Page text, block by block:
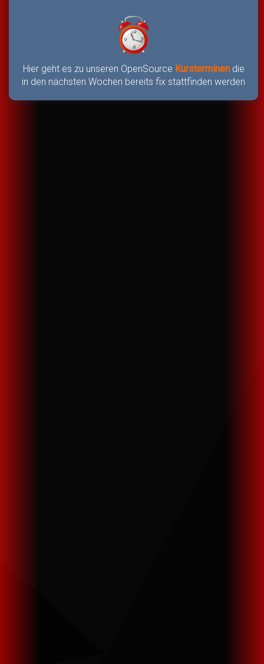
Hier geht es zu unseren OpenSource Kursterminen die
in den nächsten Wochen bereits fix stattfinden werden